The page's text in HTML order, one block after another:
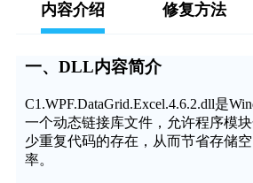
内容介绍 修复方法
一、DLL内容简介
C1.WPF.DataGrid.Excel.4.6.2.dll是
一个动态链接库文件，允许程序模
少重复代码的存在，从而节省存储
率。